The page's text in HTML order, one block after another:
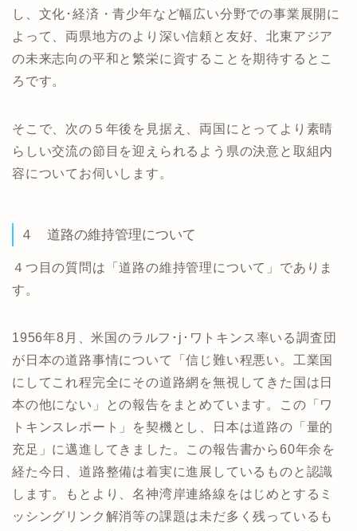
し、文化･経済・青少年など幅広い分野での事業展開に
よって、両県地方のより深い信頼と友好、北東アジア
の未来志向の平和と繁栄に資することを期待するとこ
ろです。
そこで、次の５年後を見据え、両国にとってより素晴
らしい交流の節目を迎えられるよう県の決意と取組内
容についてお伺いします。
４ 道路の維持管理について
４つ目の質問は「道路の維持管理について」でありま
す。
1956年8月、米国のラルフ･j･ワトキンス率いる調査団
が日本の道路事情について「信じ難い程悪い。工業国
にしてこれ程完全にその道路網を無視してきた国は日
本の他にない」との報告をまとめています。この「ワ
トキンスレポート」を契機とし、日本は道路の「量的
充足」に邁進してきました。この報告書から60年余を
経た今日、道路整備は着実に進展しているものと認識
します。もとより、名神湾岸連絡線をはじめとするミ
ッシングリンク解消等の課題は未だ多く残っているも